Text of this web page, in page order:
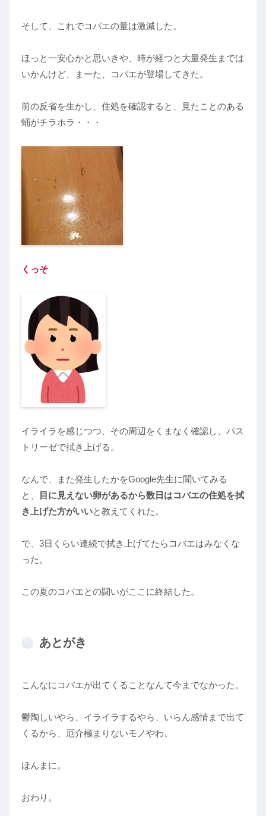
そして、これでコバエの量は激減した。
ほっと一安心かと思いきや、時が経つと大量発生までは
いかんけど、まーた、コバエが登場してきた。
前の反省を生かし、住処を確認すると、見たことのある
蛹がチラホラ・・・
くっそ
イライラを感じつつ、その周辺をくまなく確認し、パス
トリーゼで拭き上げる。
なんで、また発生したかをGoogle先生に聞いてみる
と、
目に見えない卵があるから数日はコバエの住処を拭
き上げた方がいいと教えてくれた。
で、3日くらい連続で拭き上げてたらコバエはみなくな
った。
この夏のコバエとの闘いがここに終結した。
あとがき
こんなにコバエが出てくることなんて今までなかった。
鬱陶しいやら、イライラするやら、いらん感情まで出て
くるから、厄介極まりないモノやわ。
ほんまに。
おわり。